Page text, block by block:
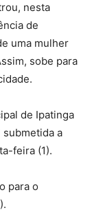
nesta
de
uma mulher
sobe para
de Ipatinga
submetida a
feira (1).
para o